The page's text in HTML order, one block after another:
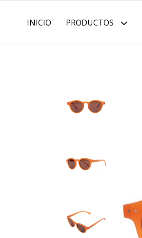
INICIO PRODUCTOS